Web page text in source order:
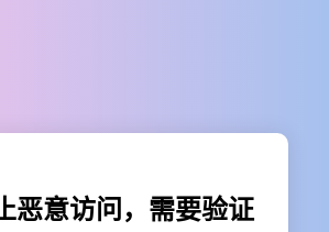
恶意访问，需要验证